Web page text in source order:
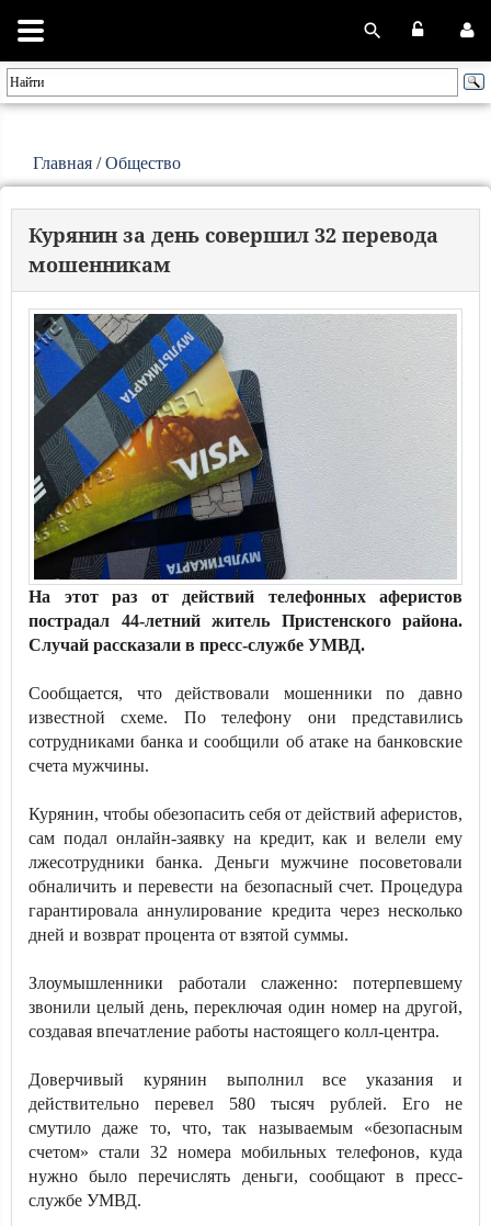
Главная /Общество
Курянин за день совершил 32 перевода
мошенникам
На этот раз от действий телефонных аферистов
пострадал 44-летний житель Пристенского района.
Случай рассказали в пресс-службе УМВД.
Сообщается, что действовали мошенники по давно
известной схеме. По телефону они представились
сотрудниками банка и сообщили об атаке на банковские
счета мужчины.
Курянин, чтобы обезопасить себя от действий аферистов,
сам подал онлайн-заявку на кредит, как и велели ему
лжесотрудники банка. Деньги мужчине посоветовали
обналичить и перевести на безопасный счет. Процедура
гарантировала аннулирование кредита через несколько
дней и возврат процента от взятой суммы.
Злоумышленники работали слаженно: потерпевшему
звонили целый день, переключая один номер на другой,
создавая впечатление работы настоящего колл-центра.
Доверчивый курянин выполнил все указания и
действительно перевел 580 тысяч рублей. Его не
смутило даже то, что, так называемым «безопасным
счетом» стали 32 номера мобильных телефонов, куда
нужно было перечислять деньги, сообщают в пресс-
службе УМВД.